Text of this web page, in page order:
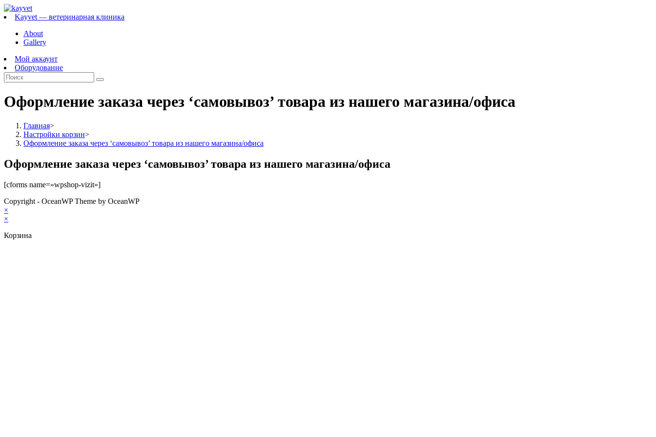
Перейти
к
Kayvet — ветеринарная клиника
About
Gallery
Мой аккаунт
Оборудование
Оформление заказа через ‘самовывоз’ товара из нашего магазина/офиса
Главная>
Настройки корзин>
Оформление заказа через ‘самовывоз’ товара из нашего магазина/офиса
Оформление заказа через ‘самовывоз’ товара из нашего магазина/офиса
[cforms name=»wpshop-vizit»]
Copyright - OceanWP Theme by OceanWP
×
×
Корзина